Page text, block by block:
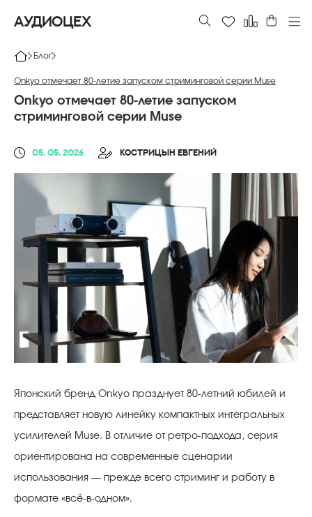
АУДИОЦЕХ
Блог
Onkyo отмечает 80-летие запуском стриминговой серии Muse
Onkyo отмечает 80-летие запуском
стриминговой серии Muse
05. 05. 2026 КОСТРИЦЫН ЕВГЕНИЙ
Японский бренд Onkyo празднует 80-летний юбилей и
представляет новую линейку компактных интегральных
усилителей Muse. В отличие от ретро-подхода, серия
ориентирована на современные сценарии
использования — прежде всего стриминг и работу в
формате «всё-в-одном».